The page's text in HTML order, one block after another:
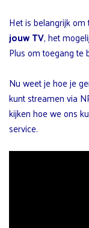
Het is belangrijk
jouw TV, het
Plus om toegang te
Nu weet je hoe je
kunt streamen via
kijken hoe we ons
service.